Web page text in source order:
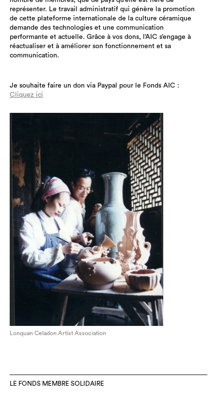
représenter. Le travail administratif qui génère la promotion
de cette plateforme internationale de la culture céramique
demande des technologies et une communication
performante et actuelle. Grâce à vos dons, l’AIC s’engage à
réactualiser et à améliorer son fonctionnement et sa
communication.
Je souhaite faire un don via Paypal pour le Fonds AIC :
Cliquez ici
Lonquan Celadon Artist Association
LE FONDS MEMBRE SOLIDAIRE